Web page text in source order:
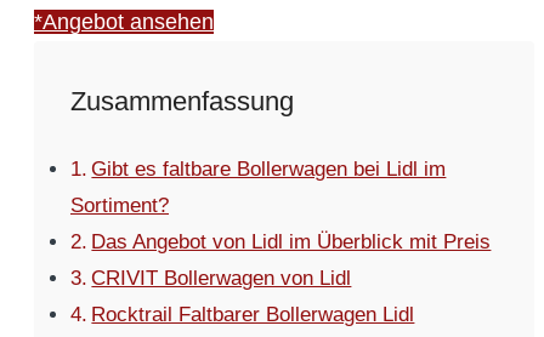
*Angebot ansehen
Zusammenfassung
Gibt es faltbare Bollerwagen bei Lidl im
Sortiment?
Das Angebot von Lidl im Überblick mit Preis
CRIVIT Bollerwagen von Lidl
Rocktrail Faltbarer Bollerwagen Lidl